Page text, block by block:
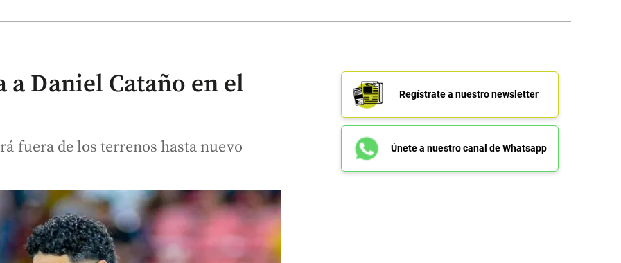
Daniel Cataño en el
fuera de los terrenos hasta nuevo
Regístrate a nuestro newsletter
Únete a nuestro canal de Whatsapp